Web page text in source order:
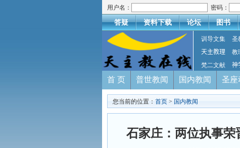
用户名： 密码：
答疑 资料下载 论坛 图书
训导文集 圣
天主教理
教
梵二文献
神
首 页 普世教闻 国内教闻 圣座
您当前的位置： 首页 > 国内教闻
石家庄：两位执事